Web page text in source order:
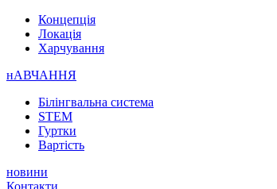
Концепція
Локація
Харчування
нАВЧАННЯ
Білінгвальна система
STEM
Гуртки
Вартість
новини
Контакти